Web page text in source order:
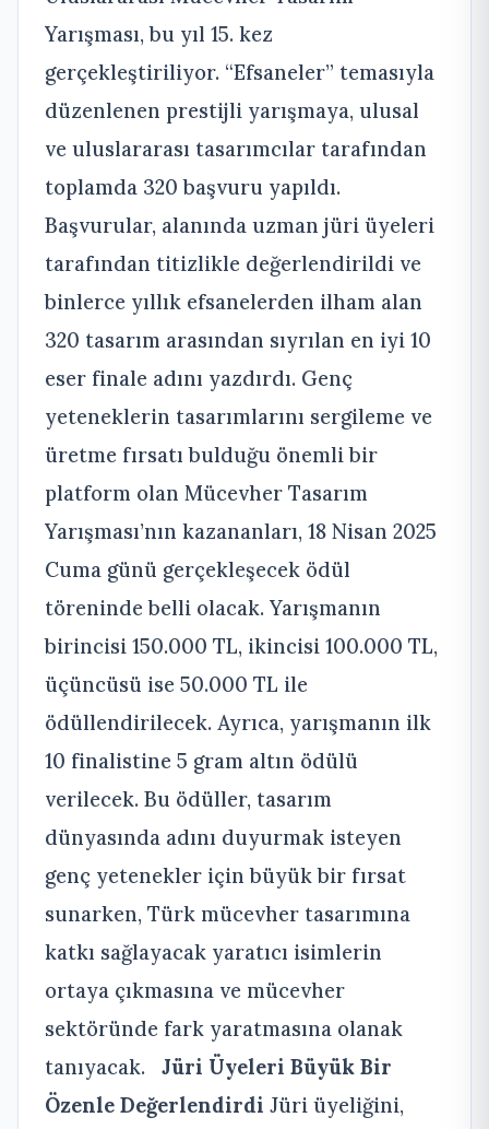
Yarışması, bu yıl 15. kez
gerçekleştiriliyor. “Efsaneler” temasıyla
düzenlenen prestijli yarışmaya, ulusal
ve uluslararası tasarımcılar tarafından
toplamda 320 başvuru yapıldı.
Başvurular, alanında uzman jüri üyeleri
tarafından titizlikle değerlendirildi ve
binlerce yıllık efsanelerden ilham alan
320 tasarım arasından sıyrılan en iyi 10
eser finale adını yazdırdı. Genç
yeteneklerin tasarımlarını sergileme ve
üretme fırsatı bulduğu önemli bir
platform olan Mücevher Tasarım
Yarışması’nın kazananları, 18 Nisan 2025
Cuma günü gerçekleşecek ödül
töreninde belli olacak. Yarışmanın
birincisi 150.000 TL, ikincisi 100.000 TL,
üçüncüsü ise 50.000 TL ile
ödüllendirilecek. Ayrıca, yarışmanın ilk
10 finalistine 5 gram altın ödülü
verilecek. Bu ödüller, tasarım
dünyasında adını duyurmak isteyen
genç yetenekler için büyük bir fırsat
sunarken, Türk mücevher tasarımına
katkı sağlayacak yaratıcı isimlerin
ortaya çıkmasına ve mücevher
sektöründe fark yaratmasına olanak
tanıyacak. Jüri Üyeleri Büyük Bir
Özenle Değerlendirdi Jüri üyeliğini,